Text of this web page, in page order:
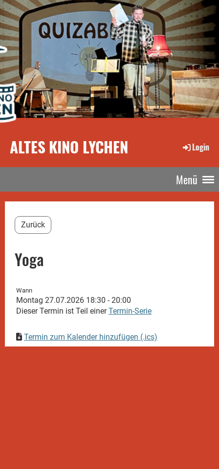
ALTES KINO LYCHEN Login
Menü
Zurück
Yoga
Wann
Montag 27.07.2026 18:30 - 20:00
Dieser Termin ist Teil einerTermin-Serie
Termin zum Kalender hinzufügen (.ics)